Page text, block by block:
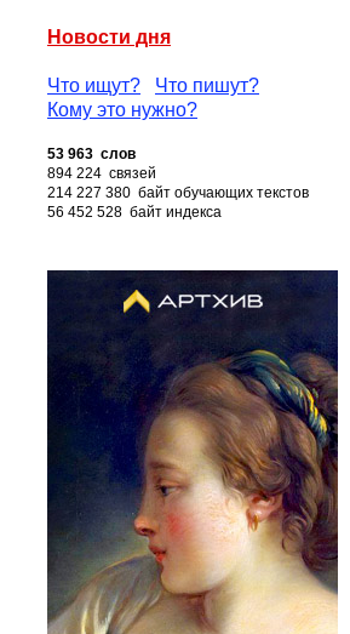
Новости дня
Что ищут?
Что пишут?
Кому это нужно?
53 963 слов
894 224 связей
214 227 380 байт обучающих текстов
56 452 528 байт индекса